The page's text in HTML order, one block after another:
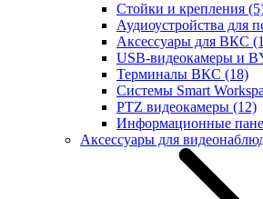
Стойки и крепления
Аудиоустройства для
Аксессуары для ВКС
USB-видеокамеры и
Терминалы ВКС (18)
Системы Smart
PTZ видеокамеры (12)
Информационные
Аксессуары для